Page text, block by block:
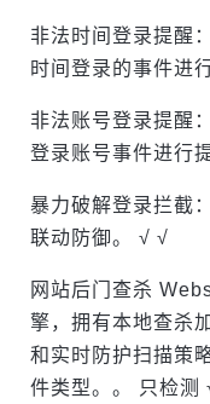
非法时间登录提醒
时间登录的事件进
非法账号登录提醒
登录账号事件进行
暴力破解登录拦截
联动防御。 √ √
网站后门查杀
擎，拥有本地查杀
和实时防护扫描策
件类型。。 只检测